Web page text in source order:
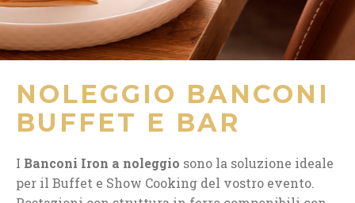
NOLEGGIO BANCONI
BUFFET E BAR
I Banconi Iron a noleggio sono la soluzione ideale
per il Buffet e Show Cooking del vostro evento.